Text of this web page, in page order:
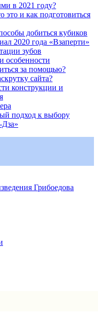
в 2021 году?
это и как подготовиться
добиться кубиков
2020 года «Взаперти»
зубов
особенности
за помощью?
сайта?
конструкции и
подход к выбору
Грибоедова